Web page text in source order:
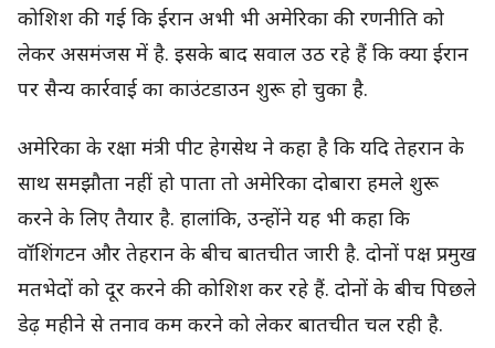
कोशिश की गई कि ईरान अभी भी अमेरिका की रणनीति को
लेकर असमंजस में है. इसके बाद सवाल उठ रहे हैं कि क्या ईरान
पर सैन्य कार्रवाई का काउंटडाउन शुरू हो चुका है.
अमेरिका के रक्षा मंत्री पीट हेगसेथ ने कहा है कि यदि तेहरान के
साथ समझौता नहीं हो पाता तो अमेरिका दोबारा हमले शुरू
करने के लिए तैयार है. हालांकि, उन्होंने यह भी कहा कि
वॉशिंगटन और तेहरान के बीच बातचीत जारी है. दोनों पक्ष प्रमुख
मतभेदों को दूर करने की कोशिश कर रहे हैं. दोनों के बीच पिछले
डेढ़ महीने से तनाव कम करने को लेकर बातचीत चल रही है.